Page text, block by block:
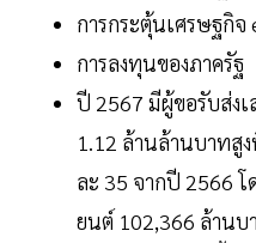
การกระตุ้นเศรษฐกิจ
การลงทุนของภาครัฐ
ปี 2567 มีผู้ขอรับส่งเ
1.12 ล้านล้านบาทสู
ละ 35 จากปี 2566
ยนต์ 102,366 ล้านบ